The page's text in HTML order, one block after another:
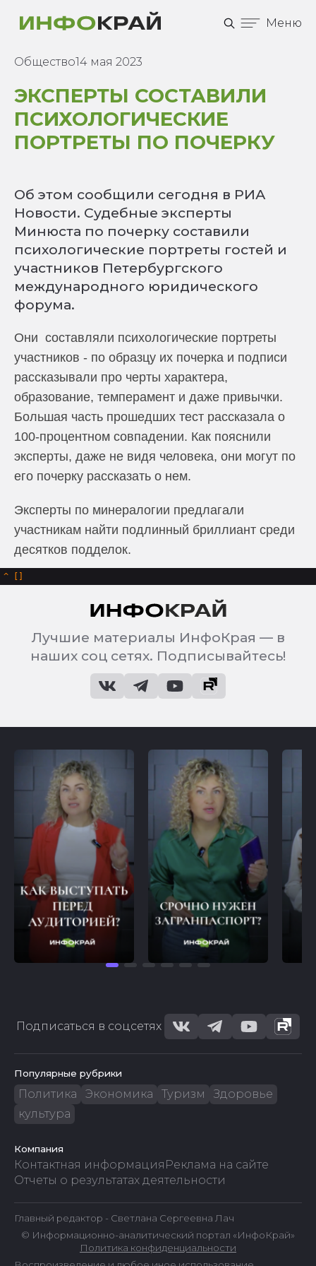
Меню
Общество14 мая 2023
ЭКСПЕРТЫ СОСТАВИЛИ
ПСИХОЛОГИЧЕСКИЕ
ПОРТРЕТЫ ПО ПОЧЕРКУ
Об этом сообщили сегодня в РИА
Новости. Судебные эксперты
Минюста по почерку составили
психологические портреты гостей и
участников Петербургского
международного юридического
форума.
Они составляли психологические портреты
участников - по образцу их почерка и подписи
рассказывали про черты характера,
образование, темперамент и даже привычки.
Большая часть прошедших тест рассказала о
100-процентном совпадении. Как пояснили
эксперты, даже не видя человека, они могут по
его почерку рассказать о нем.
Эксперты по минералогии предлагали
участникам найти подлинный бриллиант среди
десятков подделок.
^
Лучшие материалы ИнфоКрая — в
наших соц сетях. Подписывайтесь!
Подписаться в соцсетях
Популярные рубрики
Политика Экономика Туризм
Здоровье
культура
Компания
Контактная информация Реклама на сайте
Отчеты о результатах деятельности
Главный редактор - Светлана Сергеевна Лач
© Информационно-аналитический портал «ИнфоКрай»
Политика конфиденциальности